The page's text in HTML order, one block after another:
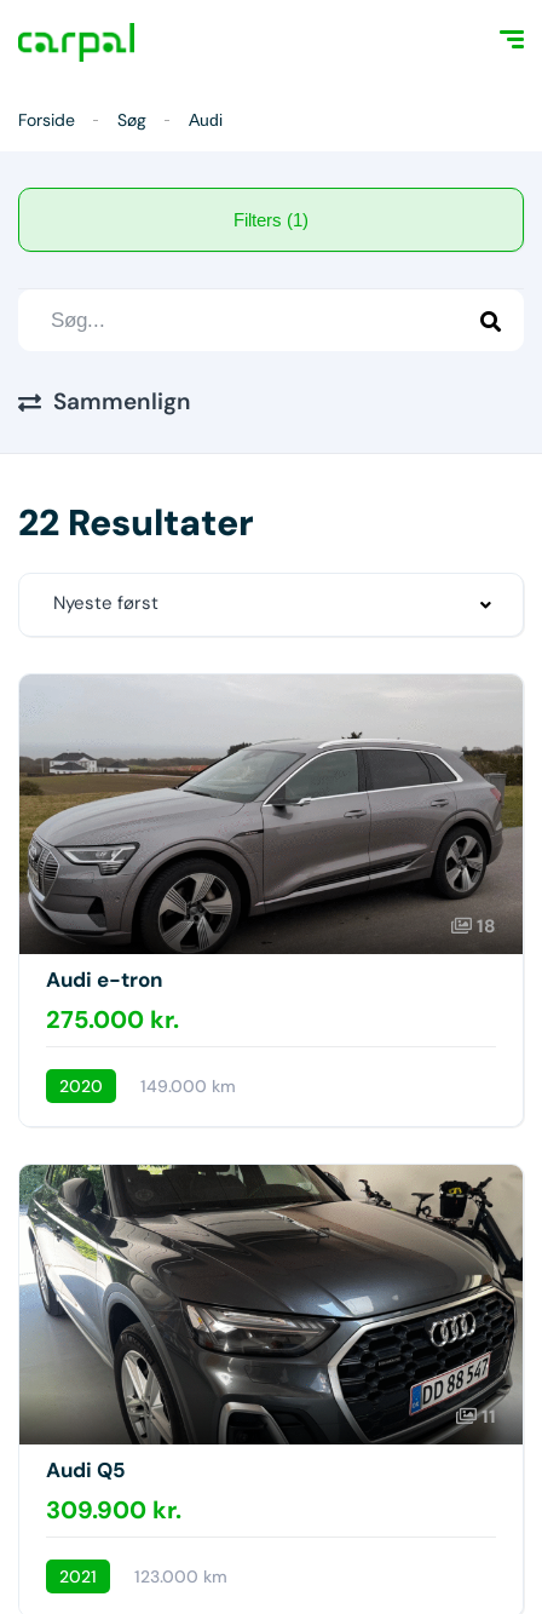
Forside Søg Audi
Filters (1)
Sammenlign
22 Resultater
Nyeste først
18
Audi e-tron
275.000 kr.
2020 149.000 km
11
Audi Q5
309.900 kr.
2021 123.000 km